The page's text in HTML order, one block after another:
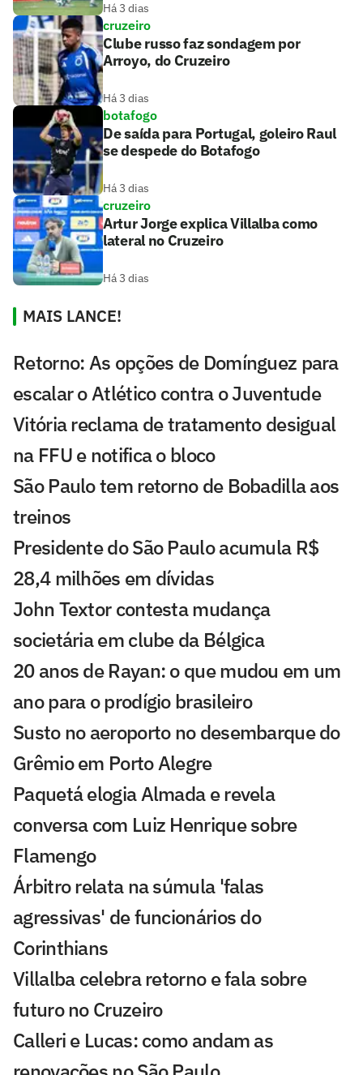
Há 3 dias
cruzeiro
Clube russo faz sondagem por
Arroyo, do Cruzeiro
Há 3 dias
botafogo
De saída para Portugal, goleiro Raul
se despede do Botafogo
Há 3 dias
cruzeiro
Artur Jorge explica Villalba como
lateral no Cruzeiro
Há 3 dias
MAIS LANCE!
Retorno: As opções de Domínguez para
escalar o Atlético contra o Juventude
Vitória reclama de tratamento desigual
na FFU e notifica o bloco
São Paulo tem retorno de Bobadilla aos
treinos
Presidente do São Paulo acumula R$
28,4 milhões em dívidas
John Textor contesta mudança
societária em clube da Bélgica
20 anos de Rayan: o que mudou em um
ano para o prodígio brasileiro
Susto no aeroporto no desembarque do
Grêmio em Porto Alegre
Paquetá elogia Almada e revela
conversa com Luiz Henrique sobre
Flamengo
Árbitro relata na súmula 'falas
agressivas' de funcionários do
Corinthians
Villalba celebra retorno e fala sobre
futuro no Cruzeiro
Calleri e Lucas: como andam as